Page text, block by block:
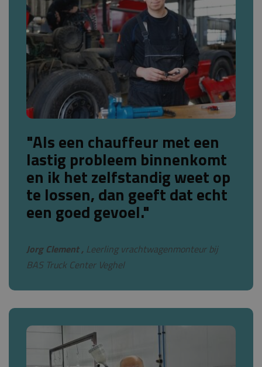
"Als een chauffeur met een
lastig probleem binnenkomt
en ik het zelfstandig weet op
te lossen, dan geeft dat echt
een goed gevoel."
Jorg Clement , Leerling vrachtwagenmonteur bij
BAS Truck Center Veghel